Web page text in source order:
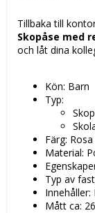
Tillbaka till
Skopåse med
och låt dina
Kön: Barn
Typ:
Färg: Rosa
Material:
Typ av
Innehåller:
Mått ca: